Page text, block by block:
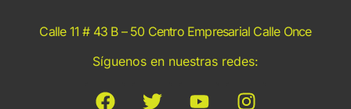
Calle 11 # 43 B – 50 Centro Empresarial Calle Once
Síguenos en nuestras redes: